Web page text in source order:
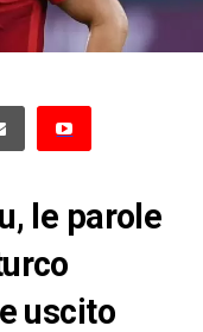
le parole
uscito